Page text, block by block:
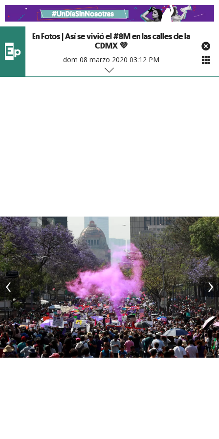
En Fotos | Así se vivió el #8M en las calles de la
CDMX 💜
dom 08 marzo 2020 03:12 PM